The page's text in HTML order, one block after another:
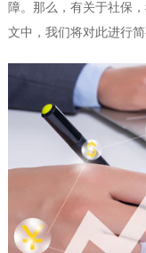
障。那么，有关于社保
文中，我们将对此进行简